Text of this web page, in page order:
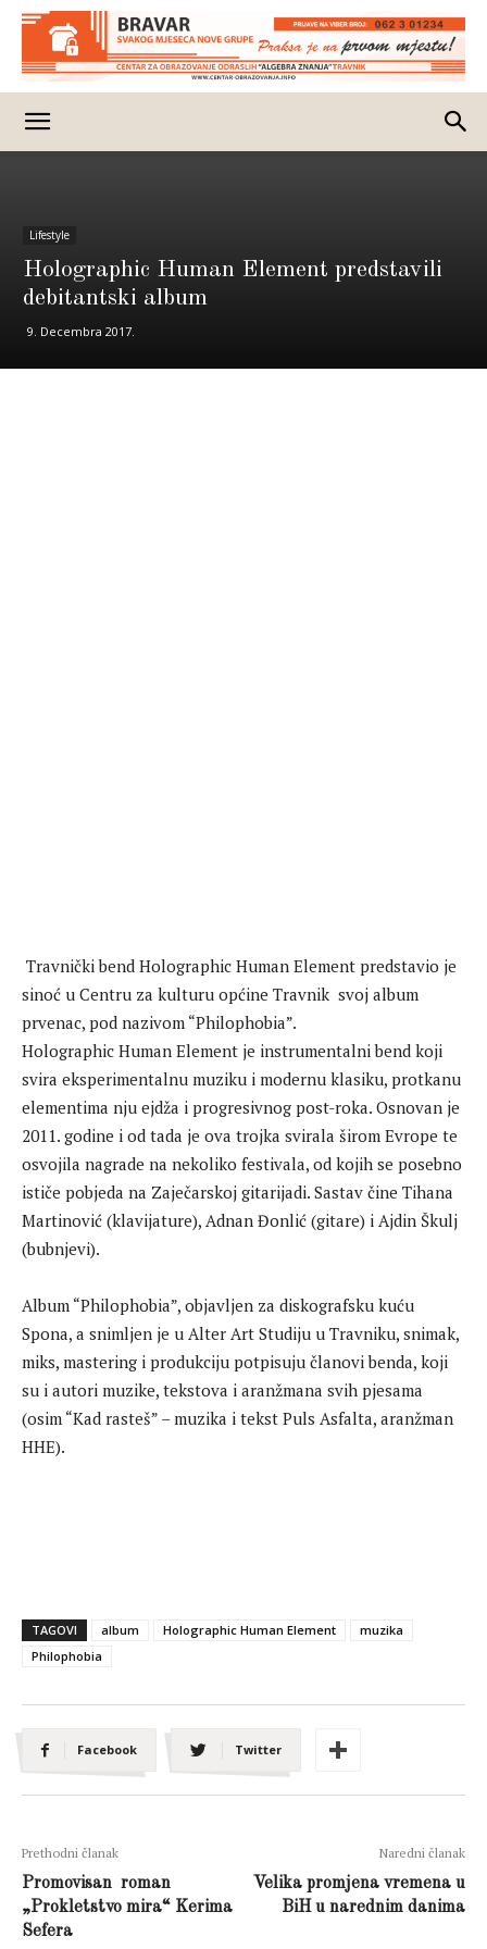
Lifestyle
Holographic Human Element predstavili
debitantski album
9. Decembra 2017.
Travnički bend Holographic Human Element predstavio je
sinoć u Centru za kulturu općine Travnik svoj album
prvenac, pod nazivom “Philophobia”.
Holographic Human Element je instrumentalni bend koji
svira eksperimentalnu muziku i modernu klasiku, protkanu
elementima nju ejdža i progresivnog post-roka. Osnovan je
2011. godine i od tada je ova trojka svirala širom Evrope te
osvojila nagrade na nekoliko festivala, od kojih se posebno
ističe pobjeda na Zaječarskoj gitarijadi. Sastav čine Tihana
Martinović (klavijature), Adnan Đonlić (gitare) i Ajdin Škulj
(bubnjevi).
Album “Philophobia”, objavljen za diskografsku kuću
Spona, a snimljen je u Alter Art Studiju u Travniku, snimak,
miks, mastering i produkciju potpisuju članovi benda, koji
su i autori muzike, tekstova i aranžmana svih pjesama
(osim “Kad rasteš” – muzika i tekst Puls Asfalta, aranžman
HHE).
TAGOVI album Holographic Human Element
muzika
Philophobia
Facebook Twitter
Prethodni članak
Promovisan roman
„Prokletstvo mira“ Kerima
Sefera
Naredni članak
Velika promjena vremena u
BiH u narednim danima